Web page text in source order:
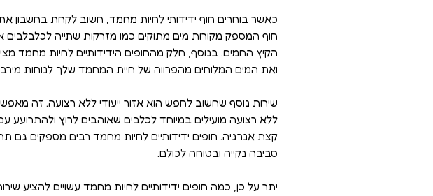
כאשר בוחרים חוף ידידותי לחיות מחמד, חשוב לקחת בחשבון
חוף המספק מקורות מים מתוקים כמו מזרקות שתייה
הקיץ החמים. בנוסף, חלק מהחופים הידידותיים לחיות מחמד
ואת המים המלוחים מהפרווה של חיית המחמד שלך לנוחות
שירות נוסף שחשוב לחפש הוא אזור ייעודי ללא רצועה. זה
ללא רצועה מועילים במיוחד לכלבים שאוהבים לרוץ ולהתרועע
קצת אנרגיה. חופים ידידותיים לחיות מחמד רבים מספקים גם
סביבה נקייה ובטוחה לכולם.
יתר על כן, כמה חופים ידידותיים לחיות מחמד עשויים להציע